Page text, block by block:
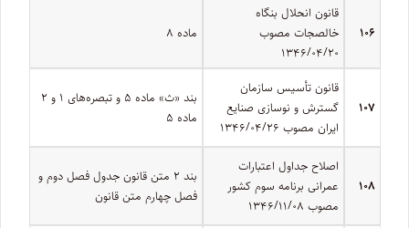
۱۰۶
قانون انحلال بنگاه
خالصجات مصوب
۱۳۴۶/۰۴/۲۰
ماده ۸
۱۰۷
قانون تأسیس سازمان
گسترش و نوسازی صنایع
ایران مصوب ۱۳۴۶/۰۴/۲۶
بند «ث» ماده ۵ و تبصره‌های ۱ و ۲
ماده ۵
۱۰۸
اصلاح جداول اعتبارات
عمرانی برنامه سوم کشور
مصوب ۱۳۴۶/۱۱/۰۸
بند ۲ متن قانون جدول فصل دوم و
فصل چهارم متن قانون